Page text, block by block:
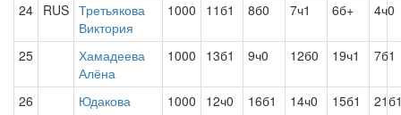
24 RUS Третьякова
Виктория
1000 11б1 8б0 7ч1 6б+ 4ч0
25
Хамадеева
Алёна
1000 13б1 9ч0 12б0 19ч1 7б1
26
Юдакова
1000 12ч0 16б1 14ч0 15б1